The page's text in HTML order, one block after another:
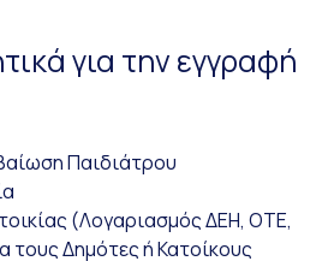
για την εγγραφή
Παιδιάτρου
(Λογαριασμός ΔΕΗ, ΟΤΕ,
τους Δημότες ή Κατοίκους